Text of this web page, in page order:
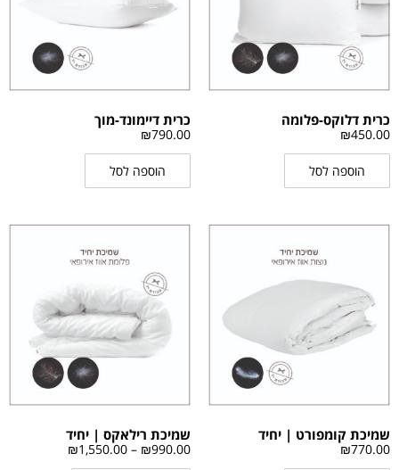
כרית דלוקס-פלומה
₪450.00
הוספה לסל
כרית דיימונד-מוך
₪790.00
הוספה לסל
שמיכת קומפורט | יחיד
₪770.00
שמיכת רילאקס | יחיד
₪990.00
–
₪1,550.00